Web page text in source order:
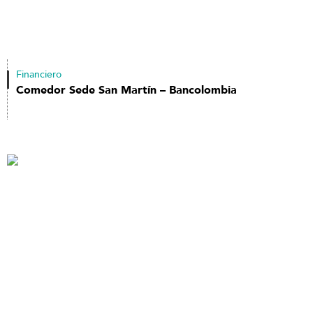
Financiero
Comedor Sede San Martín – Bancolombia